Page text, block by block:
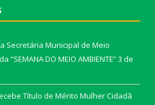
Secretária Municipal de Meio
DO MEIO AMBIENTE”3 de
Título de Mérito Mulher Cidadã